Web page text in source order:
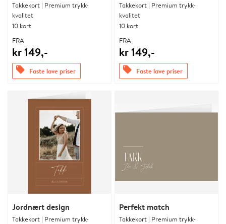
Takkekort | Premium trykk-
kvalitet
10 kort
FRA
kr 149,-
offers Faste lave priser
Takkekort | Premium trykk-
kvalitet
10 kort
FRA
kr 149,-
offers Faste lave priser
Jordnært design
Takkekort | Premium trykk-
Perfekt match
Takkekort | Premium trykk-